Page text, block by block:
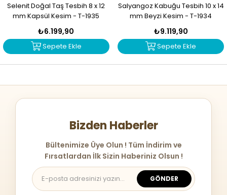
Selenit Doğal Taş Tesbih 8 x 12
mm Kapsül Kesim - T-1935
₺6.199,90
Sepete Ekle
Salyangoz Kabuğu Tesbih 10 x 14
mm Beyzi Kesim - T-1934
₺9.119,90
Sepete Ekle
Bizden Haberler
Bültenimize Üye Olun ! Tüm İndirim ve
Fırsatlardan İlk Sizin Haberiniz Olsun !
GÖNDER